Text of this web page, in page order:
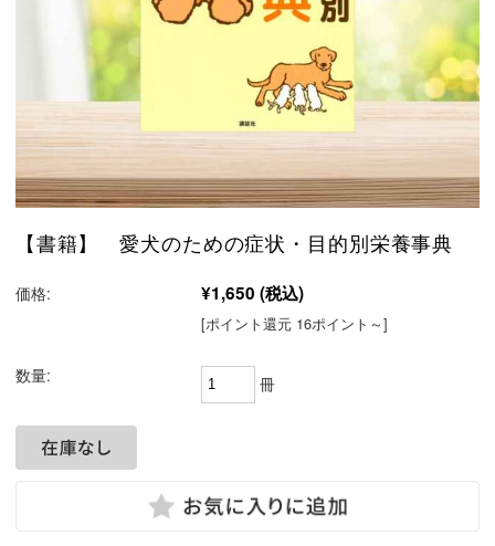
【書籍】 愛犬のための症状・目的別栄養事典
価格: ¥1,650 (税込)
[ポイント還元 16ポイント～]
数量: 冊